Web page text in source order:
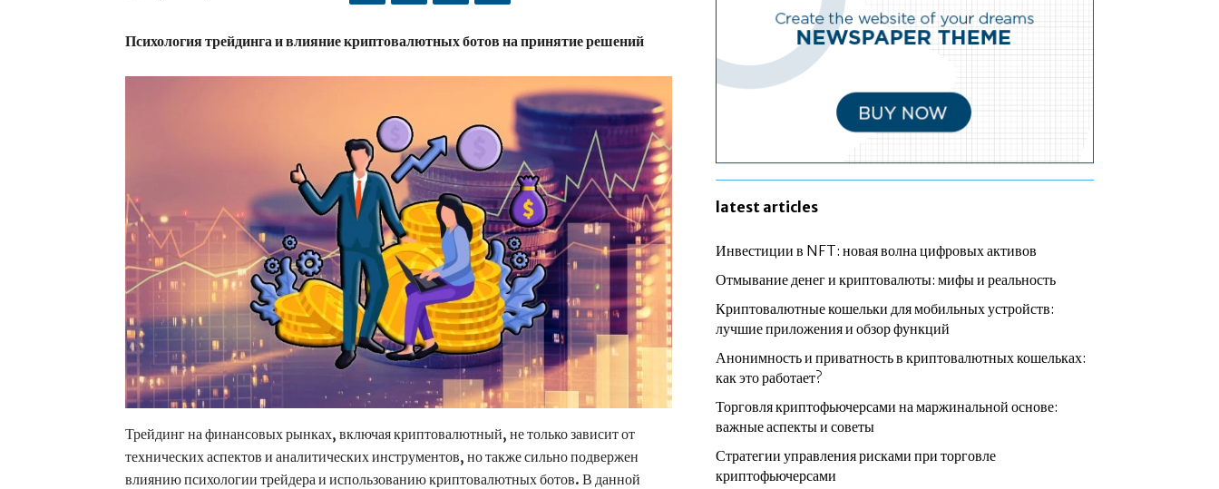
Психология трейдинга и влияние криптовалютных ботов на принятие решений
Трейдинг на финансовых рынках, включая криптовалютный, не только зависит от
технических аспектов и аналитических инструментов, но также сильно подвержен
влиянию психологии трейдера и использованию криптовалютных ботов. В данной
latest articles
Инвестиции в NFT: новая волна цифровых активов
Отмывание денег и криптовалюты: мифы и реальность
Криптовалютные кошельки для мобильных устройств:
лучшие приложения и обзор функций
Анонимность и приватность в криптовалютных кошельках:
как это работает?
Торговля криптофьючерсами на маржинальной основе:
важные аспекты и советы
Стратегии управления рисками при торговле
криптофьючерсами